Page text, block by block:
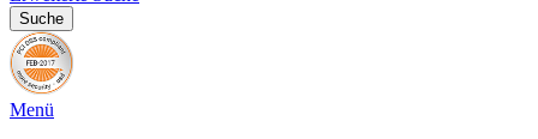
Suche
Menü